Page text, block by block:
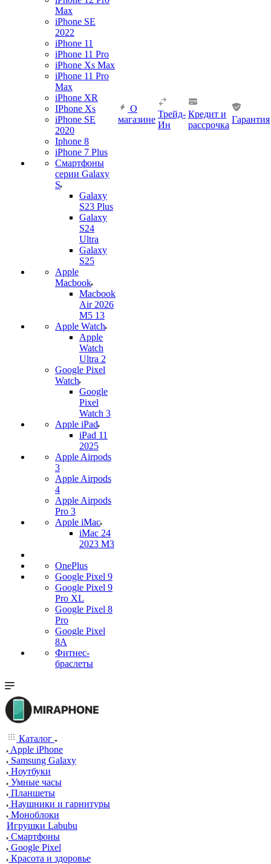
Max
iPhone SE
2022
iPhone 11
iPhone 11 Pro
iPhone Xs Max
iPhone 11 Pro
Max
iPhone XR
IPhone Xs
iPhone SE
2020
Iphone 8
iPhone 7 Plus
Смартфоны
серии Galaxy
S
Galaxy
S23 Plus
Galaxy
S24
Ultra
Galaxy
S25
Apple
Macbook
Macbook
Air 2026
M5 13
Apple Watch
Apple
Watch
Ultra 2
Google Pixel
Watch
Google
Pixel
Watch 3
Apple iPad
iPad 11
2025
Apple Airpods
3
Apple Airpods
4
Apple Airpods
Pro 3
Apple iMac
iMac 24
2023 M3
OnePlus
Google Pixel 9
Google Pixel 9
Pro XL
Google Pixel 8
Pro
Google Pixel
8A
Фитнес-
браслеты
О
магазине
Трейд-
Ин
Кредит и
рассрочка
Гарантия
Каталог
Apple iPhone
Samsung Galaxy
Ноутбуки
Умные часы
Планшеты
Наушники и гарнитуры
Моноблоки
Игрушки Labubu
Смартфоны
Google Pixel
Красота и здоровье